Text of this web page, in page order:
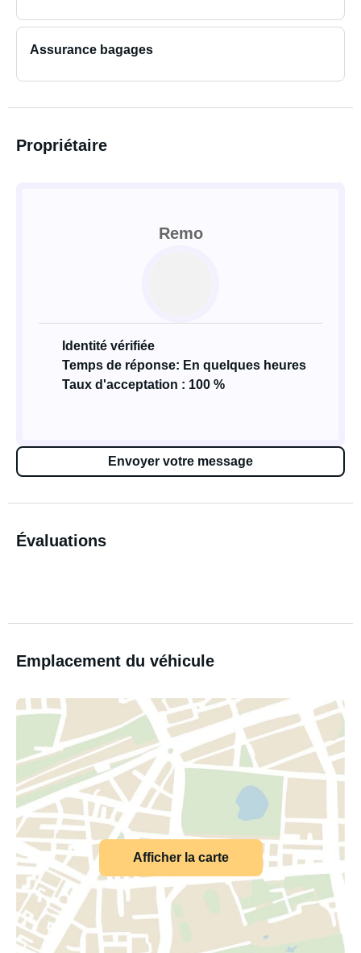
Assurance bagages
Propriétaire
Remo
Identité vérifiée
Temps de réponse: En quelques heures
Taux d'acceptation : 100 %
Envoyer votre message
Évaluations
Emplacement du véhicule
Afficher la carte